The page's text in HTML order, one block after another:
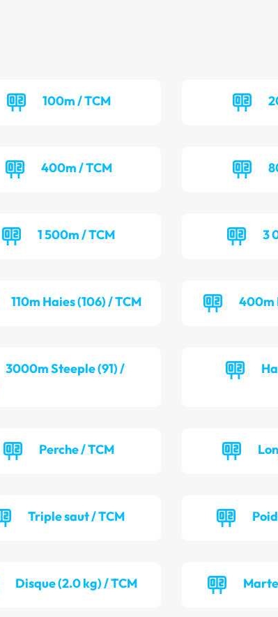
100m / TCM
400m / TCM
1 500m / TCM 3
110m Haies (106) / TCM 400m
3000m Steeple (91) /
Perche / TCM
Triple saut / TCM
Disque (2.0 kg) / TCM